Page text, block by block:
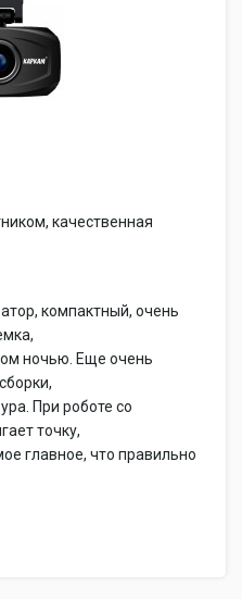
качественная
компактный, очень
ночью. Еще очень
При роботе со
точку,
главное, что правильно